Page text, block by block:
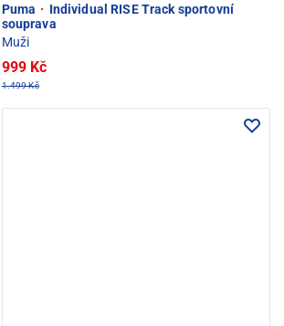
Puma · Individual RISE Track sportovní
souprava
Muži
999 Kč
1.499 Kč